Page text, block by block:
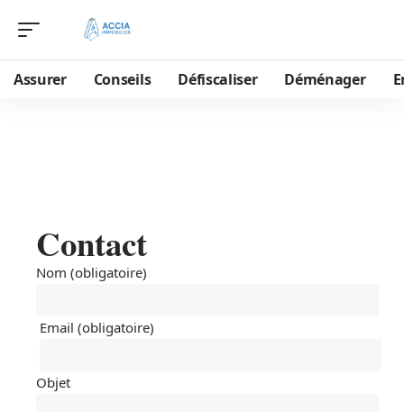
Assurer Conseils Défiscaliser Déménager
Contact
Nom (obligatoire)
Email (obligatoire)
Objet